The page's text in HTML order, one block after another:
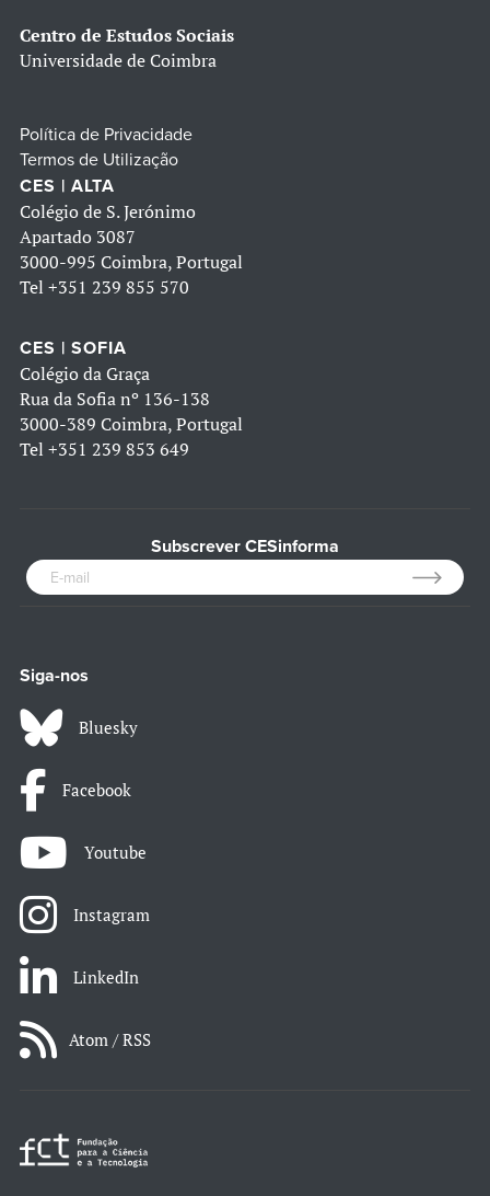
Centro de Estudos Sociais
Universidade de Coimbra
Política de Privacidade
Termos de Utilização
CES | ALTA
Colégio de S. Jerónimo
Apartado 3087
3000-995 Coimbra, Portugal
Tel +351 239 855 570
CES | SOFIA
Colégio da Graça
Rua da Sofia nº 136-138
3000-389 Coimbra, Portugal
Tel +351 239 853 649
Subscrever CESinforma
Siga-nos
Bluesky
Facebook
Youtube
Instagram
LinkedIn
Atom / RSS